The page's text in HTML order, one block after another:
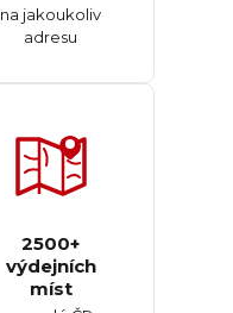
na jakoukoliv
adresu
2500+
výdejních
míst